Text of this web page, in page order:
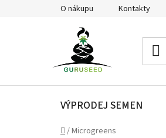
O nákupu Kontakty
VÝPRODEJ SEMEN
Domů
/Microgreens